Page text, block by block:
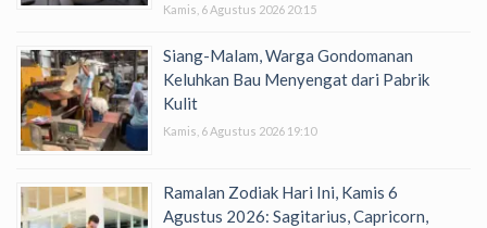
Kamis, 6 Agustus 2026 20:15
Siang-Malam, Warga Gondomanan
Keluhkan Bau Menyengat dari Pabrik
Kulit
Kamis, 6 Agustus 2026 19:10
Ramalan Zodiak Hari Ini, Kamis 6
Agustus 2026: Sagitarius, Capricorn,